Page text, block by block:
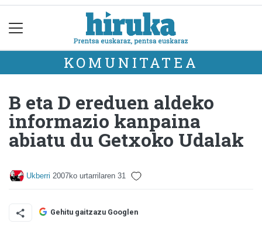
KOMUNITATEA
B eta D ereduen aldeko
informazio kanpaina
abiatu du Getxoko Udalak
Ukberri 2007ko urtarrilaren 31
Gehitu gaitzazu Googlen